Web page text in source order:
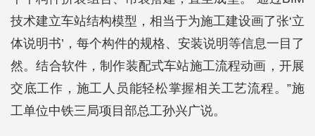
技术建立车站结构模型，相当于为施工建设画了张‘立
体说明书’，每个构件的规格、安装说明等信息一目了
然。结合软件，制作装配式车站施工流程动画，开展
交底工作，施工人员能轻松掌握相关工艺流程。”施
工单位中铁三局项目部总工孙兴广说。